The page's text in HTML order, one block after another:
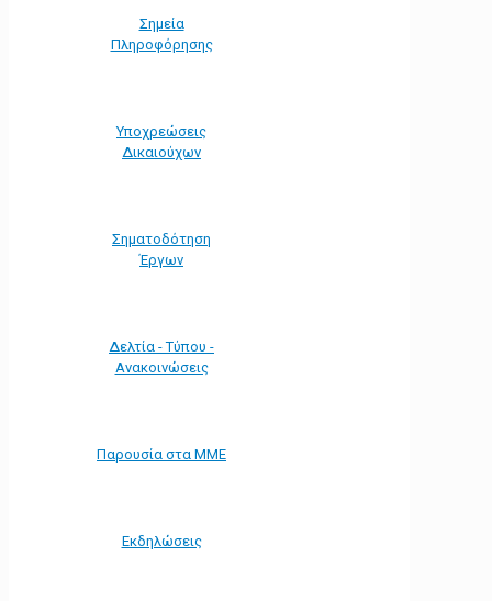
Σημεία
Πληροφόρησης
Υποχρεώσεις
Δικαιούχων
Σηματοδότηση
Έργων
Δελτία - Τύπου -
Ανακοινώσεις
Παρουσία στα ΜΜΕ
Εκδηλώσεις